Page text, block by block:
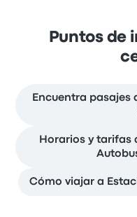
Puntos de
Encuentra pasajes
Horarios y tarifas
Cómo viajar a